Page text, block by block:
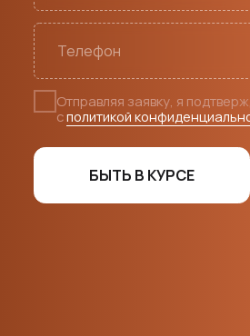
Ольга
Подготовка животных к аукциону